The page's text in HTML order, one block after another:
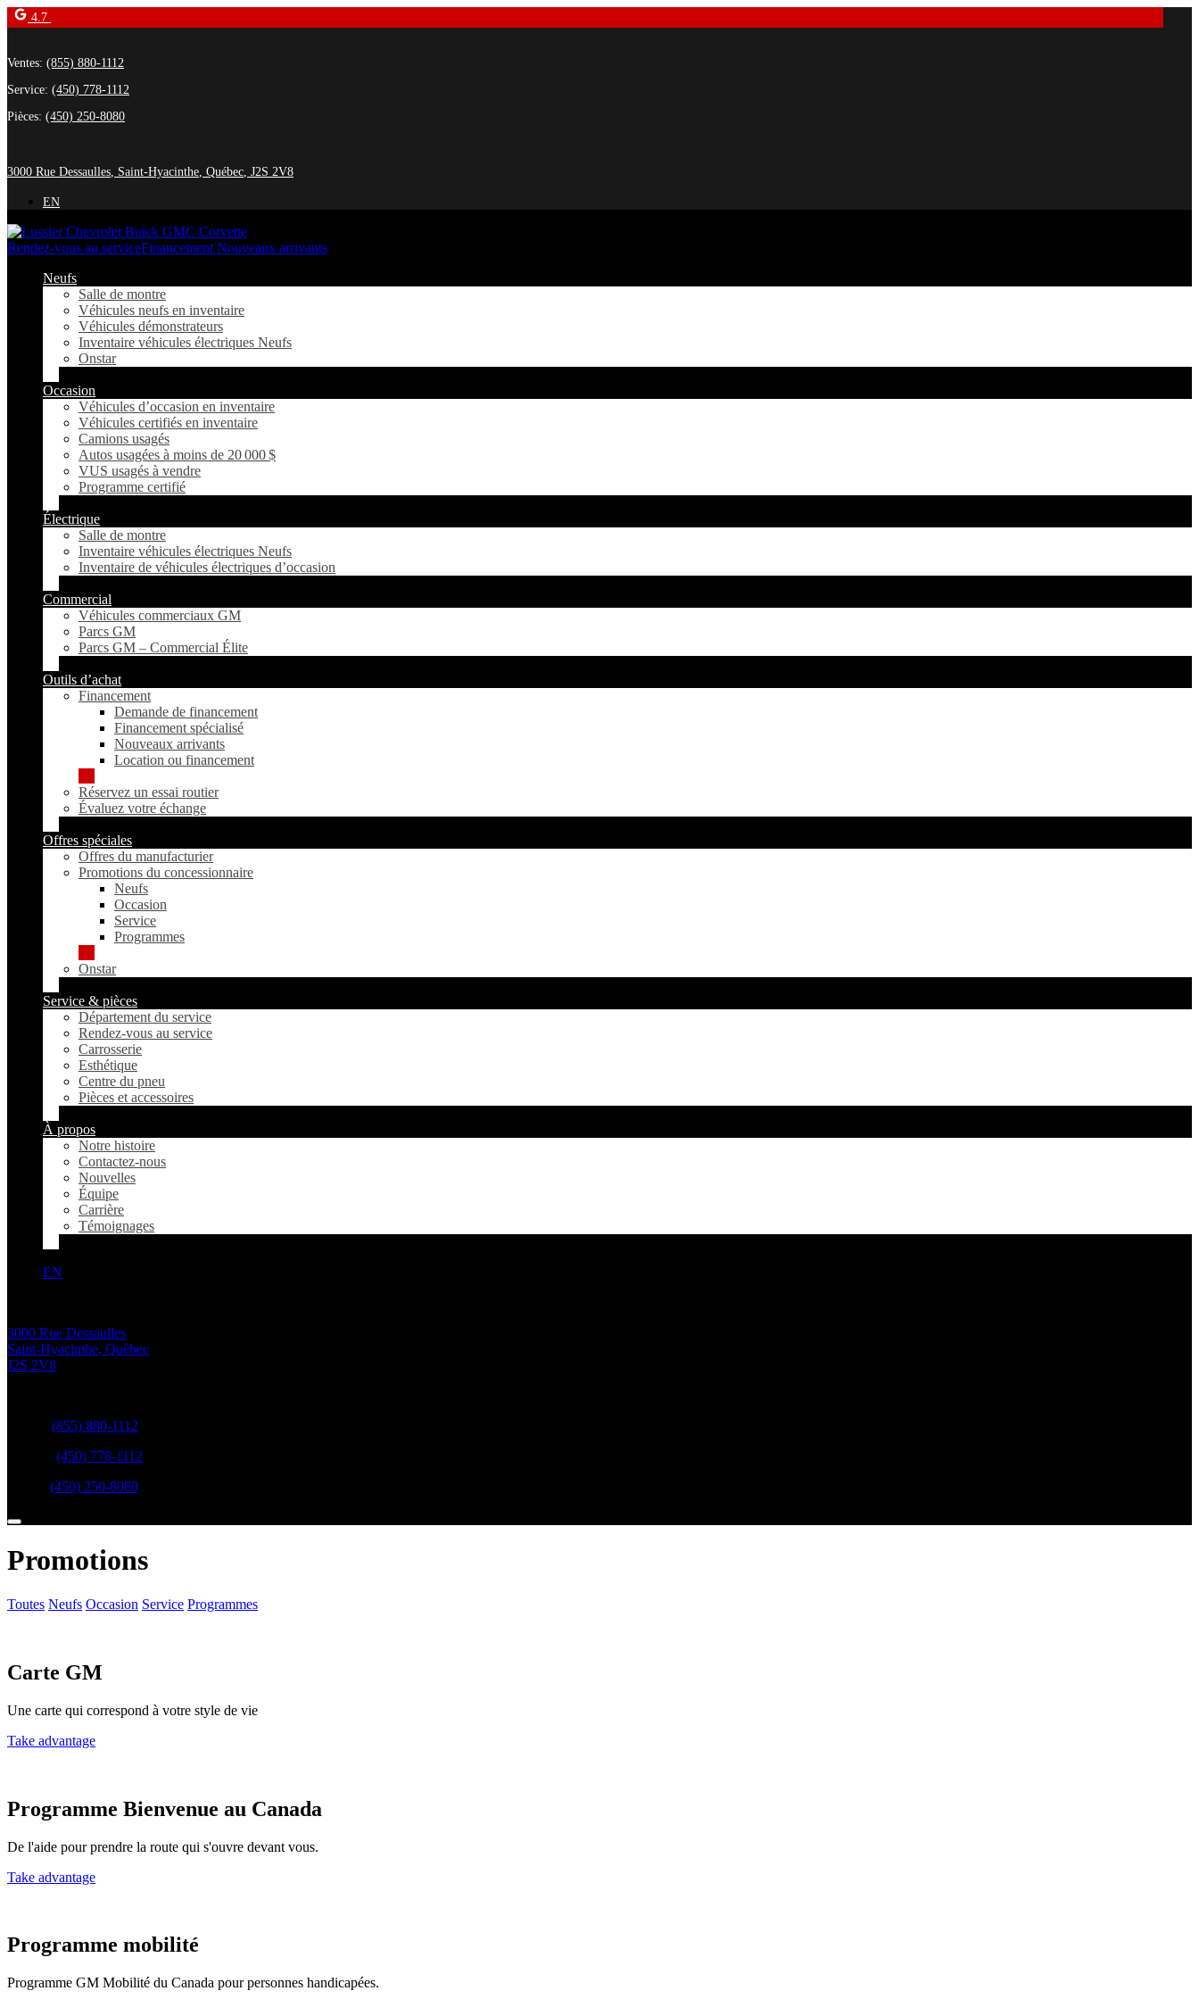
4.7
Ventes: (855) 880-1112
Service: (450) 778-1112
Pièces: (450) 250-8080
3000 Rue Dessaulles, Saint-Hyacinthe, Québec, J2S 2V8
EN
Rendez-vous au serviceFinancement Nouveaux arrivants
Neufs
Salle de montre
Véhicules neufs en inventaire
Véhicules démonstrateurs
Inventaire véhicules électriques Neufs
Onstar
Occasion
Véhicules d’occasion en inventaire
Véhicules certifiés en inventaire
Camions usagés
Autos usagées à moins de 20 000 $
VUS usagés à vendre
Programme certifié
Électrique
Salle de montre
Inventaire véhicules électriques Neufs
Inventaire de véhicules électriques d’occasion
Commercial
Véhicules commerciaux GM
Parcs GM
Parcs GM – Commercial Élite
Outils d’achat
Financement
Demande de financement
Financement spécialisé
Nouveaux arrivants
Location ou financement
Réservez un essai routier
Évaluez votre échange
Offres spéciales
Offres du manufacturier
Promotions du concessionnaire
Neufs
Occasion
Service
Programmes
Onstar
Service & pièces
Département du service
Rendez-vous au service
Carrosserie
Esthétique
Centre du pneu
Pièces et accessoires
À propos
Notre histoire
Contactez-nous
Nouvelles
Équipe
Carrière
Témoignages
EN
3000 Rue Dessaulles
Saint-Hyacinthe, Québec
J2S 2V8
(855) 880-1112
(450) 778-1112
(450) 250-8080
Promotions
Toutes Neufs Occasion Service Programmes
Carte GM
Une carte qui correspond à votre style de vie
Take advantage
Programme Bienvenue au Canada
De l'aide pour prendre la route qui s'ouvre devant vous.
Take advantage
Programme mobilité
Programme GM Mobilité du Canada pour personnes handicapées.